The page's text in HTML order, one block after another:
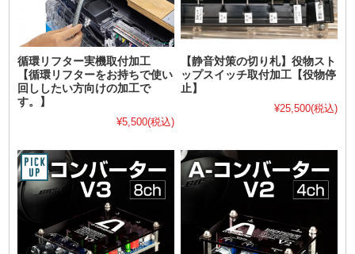
循環リフター実機取付加工
【循環リフターをお持ちで使い
回ししたい方向けの加工で
す。】
¥5,500(税込)
【静音対策の切り札】役物スト
ップスイッチ取付加工【役物停
止】
¥25,500(税込)